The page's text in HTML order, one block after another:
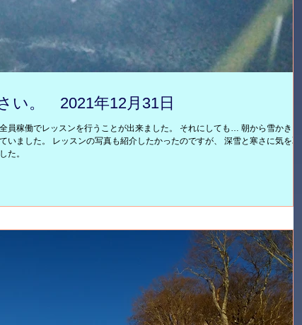
い。 2021年12月31日
員稼働でレッスンを行うことが出来ました。 それにしても… 朝から雪かき
いました。 レッスンの写真も紹介したかったのですが、 深雪と寒さに気を
た。